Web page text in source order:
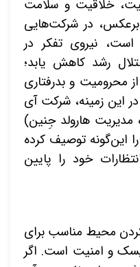
خلاقیت و سلامت
در شرکت‌هایی
نیروی تفکر در
رشد کاهش یابد؛
محرومیت و بدرفتاری
این زمینه، شرکت آی
هارولد جِنین)
این‌گونه توصیف کرده
خود را پایین
محیط مناسب برای
و امنیت است. اگر